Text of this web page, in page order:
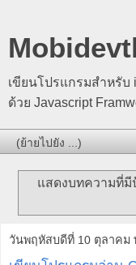
เขียนโปรแกรมสำหรับ
ด้วย Javascript
แสดงบทความที่มี
วันพฤหัสบดีที่ 10 ตุลาคม